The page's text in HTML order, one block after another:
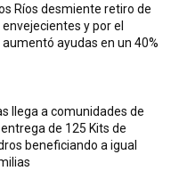
Ríos desmiente retiro de
y por el
ayudas en un 40%
llega a comunidades de
de 125 Kits de
beneficiando a igual